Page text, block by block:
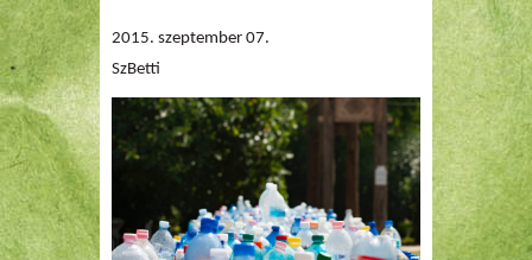
2015. szeptember 07.
SzBetti